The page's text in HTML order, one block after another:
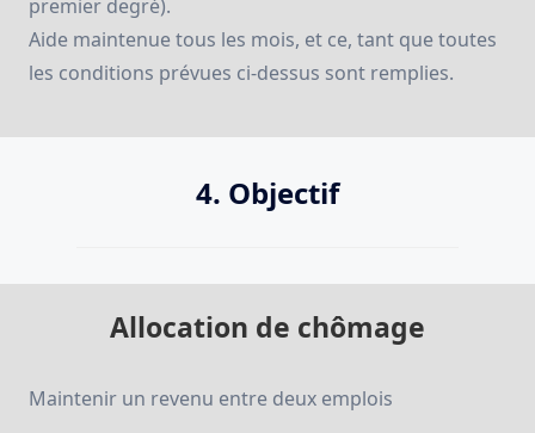
premier degré).
Aide maintenue tous les mois, et ce, tant que toutes
les conditions prévues ci-dessus sont remplies.
4. Objectif
Allocation de chômage
Maintenir un revenu entre deux emplois